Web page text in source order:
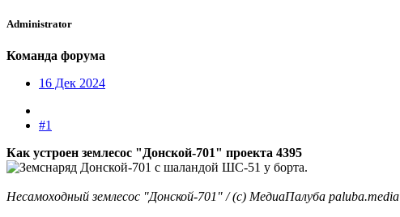
Administrator
Команда форума
16 Дек 2024
#1
Как устроен землесос "Донской-701" проекта 4395
Несамоходный землесос "Донской-701" / (с) МедиаПалуба paluba.media